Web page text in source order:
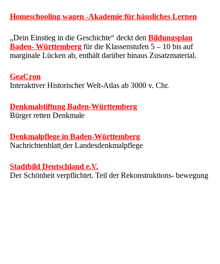
Homeschooling wagen -Akademie für häusliches Lernen
„Dein Einstieg in die Geschichte“ deckt den Bildungsplan
Baden- Württemberg für die Klassenstufen 5 – 10 bis auf
marginale Lücken ab, enthält darüber hinaus Zusatzmaterial.
GeaCron
Interaktiver Historischer Welt-Atlas ab 3000 v. Chr.
Denkmalstiftung Baden-Württemberg
Bürger retten Denkmale
Denkmalpflege in Baden-Württemberg
Nachrichtenblatt der Landesdenkmalpflege
Stadtbild Deutschland e.V.
Der Schönheit verpflichtet. Teil der Rekonstruktions- bewegung